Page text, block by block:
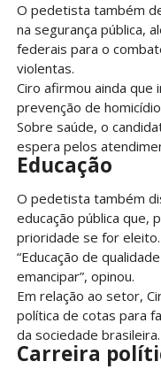
O pedetista também
na segurança pública,
federais para o
violentas.
Ciro afirmou ainda que
prevenção de
Sobre saúde, o
espera pelos
Educação
O pedetista também
educação pública que,
prioridade se for eleito.
“Educação de
emancipar”, opinou.
Em relação ao setor,
política de cotas para
da sociedade brasileira.
Carreira